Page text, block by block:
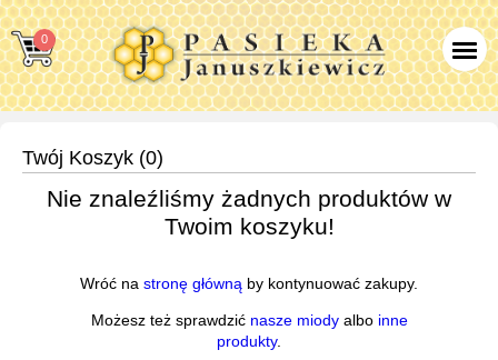
0
Twój Koszyk (0)
Nie znaleźliśmy żadnych produktów w
Twoim koszyku!
Wróć na stronę główną by kontynuować zakupy.
Możesz też sprawdzić nasze miodyalbo inne
produkty.